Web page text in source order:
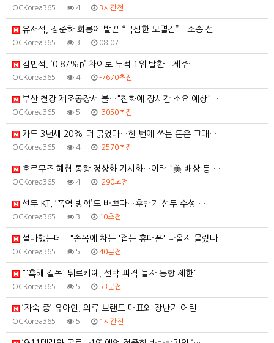
OCKorea365 4 3시간전
유재석, 정준하 희롱에 발끈 “극심한 모멸감”…소송 선…
OCKorea365 3 08.07
김민석, ‘0.87%p’ 차이로 누적 1위 탈환…제주·…
OCKorea365 4 -7670초전
부산 철강 제조공장서 불…"진화에 장시간 소요 예상" …
OCKorea365 5 -3050초전
카드 3년새 20% 더 긁었다…한 번에 쓰는 돈은 그대…
OCKorea365 4 -2570초전
호르무즈 해협 통항 정상화 가시화…이란 "美 배상 등 …
OCKorea365 4 -290초전
선두 KT, ‘폭염 방학’도 바쁘다…후반기 선두 수성 …
OCKorea365 3 10초전
설마했는데…"손목에 차는 '접는 휴대폰' 나올지 몰랐다…
OCKorea365 5 40분전
"'흑해 길목' 튀르키예, 선박 피격 늘자 통항 제한"…
OCKorea365 5 53분전
‘자숙 중’ 유아인, 의류 브랜드 대표와 장난기 어린 …
OCKorea365 5 1시간전